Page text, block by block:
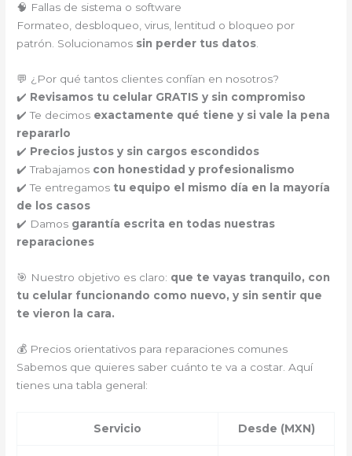
🧠 Fallas de sistema o software
Formateo, desbloqueo, virus, lentitud o bloqueo por
patrón. Solucionamos sin perder tus datos
💬 ¿Por qué tantos clientes confían en nosotros?
✔️ Revisamos tu celular GRATIS y sin compromiso
✔️ Te decimos exactamente qué tiene y si vale la pena
repararlo
✔️ Precios justos y sin cargos escondidos
✔️ Trabajamos con honestidad y profesionalismo
✔️ Te entregamos tu equipo el mismo día en la mayoría
de los casos
✔️ Damos garantía escrita en todas nuestras
reparaciones
🎯 Nuestro objetivo es claro: que te vayas tranquilo, con
tu celular funcionando como nuevo, y sin sentir que
te vieron la cara.
💰 Precios orientativos para reparaciones comunes
Sabemos que quieres saber cuánto te va a costar. Aquí
tienes una tabla general:
Servicio Desde (MXN)